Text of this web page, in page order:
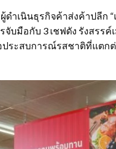
ำเนินธุรกิจค้าส่งค้าปลีก
จับมือกับ 3 เชฟดัง รังสรร
นอประสบการณ์รสชาติที่แ